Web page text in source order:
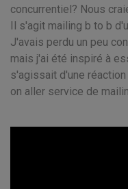
concurrentiel? Nous
Il s'agit mailing b to b
J'avais perdu un peu
mais j'ai été inspiré à
s'agissait d'une
on aller service de